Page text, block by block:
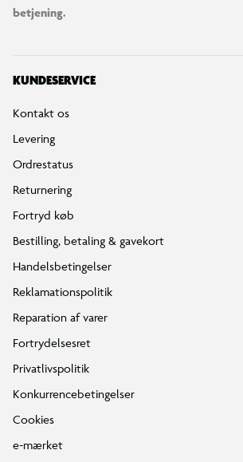
betjening.
KUNDESERVICE
Kontakt os
Levering
Ordrestatus
Returnering
Fortryd køb
Bestilling, betaling & gavekort
Handelsbetingelser
Reklamationspolitik
Reparation af varer
Fortrydelsesret
Privatlivspolitik
Konkurrencebetingelser
Cookies
e-mærket